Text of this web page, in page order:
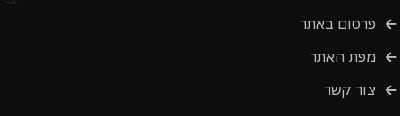
פרסום באתר
מפת האתר
צור קשר